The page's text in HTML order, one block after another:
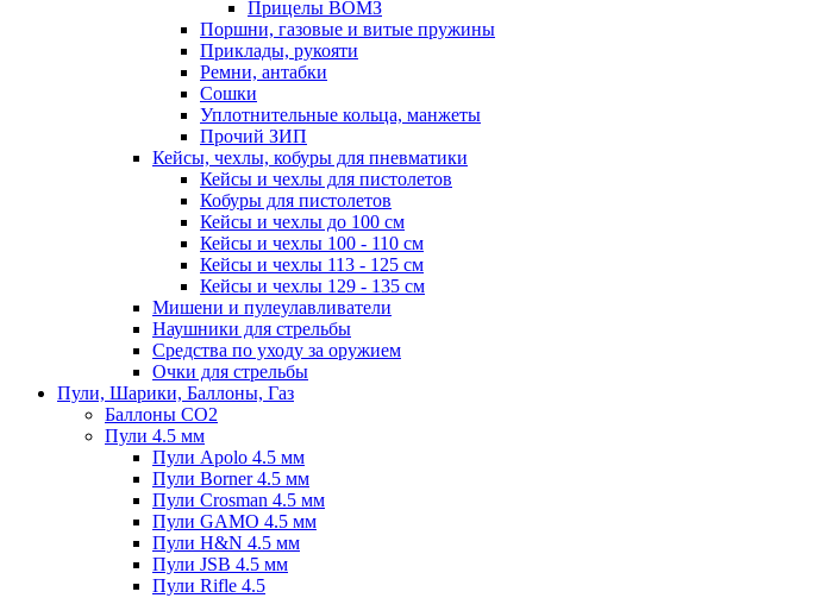
Прицелы ВОМЗ
Поршни, газовые и витые пружины
Приклады, рукояти
Ремни, антабки
Сошки
Уплотнительные кольца, манжеты
Прочий ЗИП
Кейсы, чехлы, кобуры для пневматики
Кейсы и чехлы для пистолетов
Кобуры для пистолетов
Кейсы и чехлы до 100 см
Кейсы и чехлы 100 - 110 см
Кейсы и чехлы 113 - 125 см
Кейсы и чехлы 129 - 135 см
Мишени и пулеулавливатели
Наушники для стрельбы
Средства по уходу за оружием
Очки для стрельбы
Пули, Шарики, Баллоны, Газ
Баллоны CO2
Пули 4.5 мм
Пули Apolo 4.5 мм
Пули Borner 4.5 мм
Пули Crosman 4.5 мм
Пули GAMO 4.5 мм
Пули H&N 4.5 мм
Пули JSB 4.5 мм
Пули Rifle 4.5